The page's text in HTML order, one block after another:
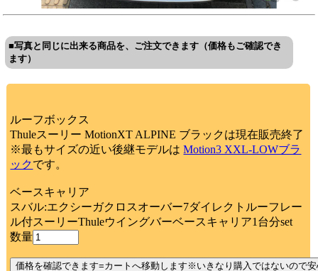
■写真と同じに出来る商品を、ご注文できます（価格もご確認でき
ます）
ルーフボックス
Thuleスーリー MotionXT ALPINE ブラックは現在販売終了
※最もサイズの近い後継モデルはMotion3 XXL-LOWブラ
ックです。
ベースキャリア
スバル:エクシーガクロスオーバー7ダイレクトルーフレー
ル付スーリーThuleウイングバーベースキャリア1台分set
数量